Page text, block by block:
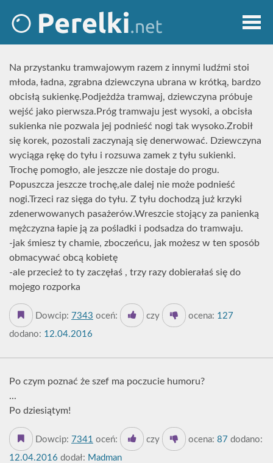
Na przystanku tramwajowym razem z innymi ludźmi stoi
młoda, ładna, zgrabna dziewczyna ubrana w krótką, bardzo
obcisłą sukienkę.Podjeżdża tramwaj, dziewczyna próbuje
wejść jako pierwsza.Próg tramwaju jest wysoki, a obcisła
sukienka nie pozwala jej podnieść nogi tak wysoko.Zrobił
się korek, pozostali zaczynają się denerwować. Dziewczyna
wyciąga rękę do tyłu i rozsuwa zamek z tyłu sukienki.
Trochę pomogło, ale jeszcze nie dostaje do progu.
Popuszcza jeszcze trochę,ale dalej nie może podnieść
nogi.Trzeci raz sięga do tyłu. Z tyłu dochodzą już krzyki
zdenerwowanych pasażerów.Wreszcie stojący za panienką
mężczyzna łapie ją za pośladki i podsadza do tramwaju.
-jak śmiesz ty chamie, zboczeńcu, jak możesz w ten sposób
obmacywać obcą kobietę
-ale przecież to ty zaczęłaś , trzy razy dobierałaś się do
mojego rozporka
Dowcip: 7343 oceń: czy ocena: 127
dodano: 12.04.2016
Po czym poznać że szef ma poczucie humoru?
...
Po dziesiątym!
Dowcip: 7341 oceń: czy ocena: 87 dodano:
12.04.2016 dodał: Madman